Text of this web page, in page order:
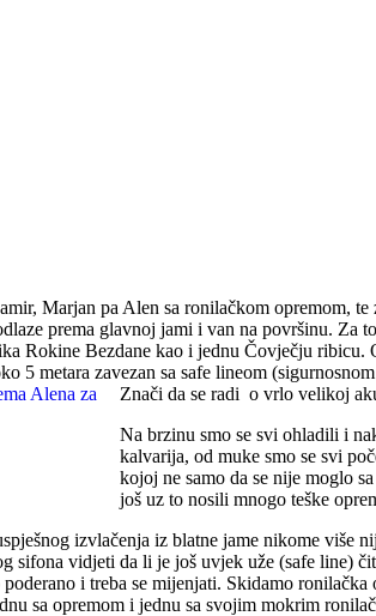
Marjan pa Alen sa ronilačkom opremom,
prema glavnoj jami i van na površinu. Za
Rokine Bezdane kao i jednu Čovječju
5 metara zavezan sa safe lineom
Znači da se radi o vrlo velikoj
Na brzinu smo se svi ohladili i
kalvarija, od muke smo se svi
kojoj ne samo da se nije moglo
još uz to nosili mnogo teške
izvlačenja iz blatne jame nikome više
sifona vidjeti da li je još uvjek uže (safe line)
poderano i treba se mijenjati. Skidamo
sa opremom i jednu sa svojim mokrim